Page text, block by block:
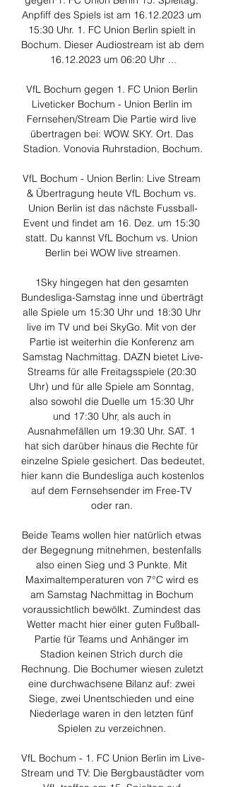
Anpfiff des Spiels ist am 16.12.2023 um
15:30 Uhr. 1. FC Union Berlin spielt in
Bochum. Dieser Audiostream ist ab dem
16.12.2023 um 06:20 Uhr ...
VfL Bochum gegen 1. FC Union Berlin
Liveticker Bochum - Union Berlin im
Fernsehen/Stream Die Partie wird live
übertragen bei: WOW. SKY. Ort. Das
Stadion. Vonovia Ruhrstadion, Bochum.
VfL Bochum - Union Berlin: Live Stream
& Übertragung heute VfL Bochum vs.
Union Berlin ist das nächste Fussball-
Event und findet am 16. Dez. um 15:30
statt. Du kannst VfL Bochum vs. Union
Berlin bei WOW live streamen.
1Sky hingegen hat den gesamten
Bundesliga-Samstag inne und überträgt
alle Spiele um 15:30 Uhr und 18:30 Uhr
live im TV und bei SkyGo. Mit von der
Partie ist weiterhin die Konferenz am
Samstag Nachmittag. DAZN bietet Live-
Streams für alle Freitagsspiele (20:30
Uhr) und für alle Spiele am Sonntag,
also sowohl die Duelle um 15:30 Uhr
und 17:30 Uhr, als auch in
Ausnahmefällen um 19:30 Uhr. SAT. 1
hat sich darüber hinaus die Rechte für
einzelne Spiele gesichert. Das bedeutet,
hier kann die Bundesliga auch kostenlos
auf dem Fernsehsender im Free-TV
oder ran.
Beide Teams wollen hier natürlich etwas
der Begegnung mitnehmen, bestenfalls
also einen Sieg und 3 Punkte. Mit
Maximaltemperaturen von 7°C wird es
am Samstag Nachmittag in Bochum
voraussichtlich bewölkt. Zumindest das
Wetter macht hier einer guten Fußball-
Partie für Teams und Anhänger im
Stadion keinen Strich durch die
Rechnung. Die Bochumer wiesen zuletzt
eine durchwachsene Bilanz auf: zwei
Siege, zwei Unentschieden und eine
Niederlage waren in den letzten fünf
Spielen zu verzeichnen.
VfL Bochum - 1. FC Union Berlin im Live-
Stream und TV: Die Bergbaustädter vom